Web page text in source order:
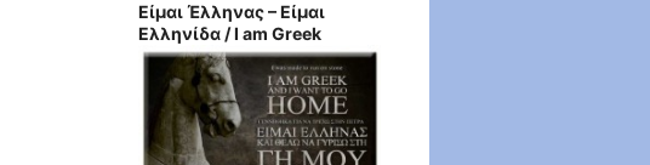
Είμαι Έλληνας – Είμαι
Ελληνίδα / I am Greek